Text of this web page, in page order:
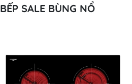
BẾP SALE BÙNG NỔ